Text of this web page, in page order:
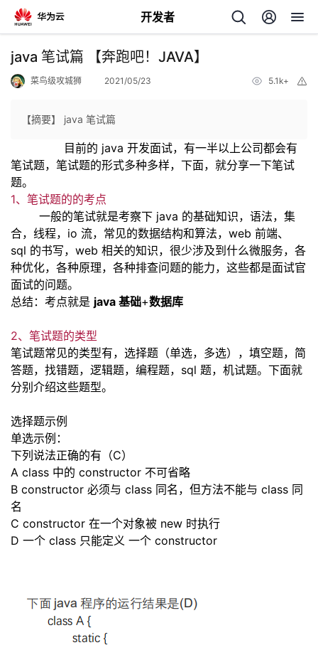
开发者
返
个
人
主
页
我
的
开
发
者
我
博
客
的
论
我
的
我
java 笔试篇 【奔跑吧！JAVA】
菜鸟级攻城狮 2021/05/23 5.1k+
【摘要】 java 笔试篇
目前的 java 开发面试，有一半以上公司都会有
笔试题，笔试题的形式多种多样，下面，就分享一下笔试
题。
1、笔试题的的考点
一般的笔试就是考察下 java 的基础知识，语法，集
合，线程，io 流，常见的数据结构和算法，web 前端、
sql 的书写，web 相关的知识，很少涉及到什么微服务，各
种优化，各种原理，各种排查问题的能力，这些都是面试官
面试的问题。
总结：考点就是 java 基础+数据库
2、笔试题的类型
笔试题常见的类型有，选择题（单选，多选），填空题，简
答题，找错题，逻辑题，编程题，sql 题，机试题。下面就
分别介绍这些题型。
选择题示例
单选示例：
下列说法正确的有（C）
A class 中的 constructor 不可省略
B constructor 必须与 class 同名，但方法不能与 class 同
名
C constructor 在一个对象被 new 时执行
D 一个 class 只能定义 一个 constructor